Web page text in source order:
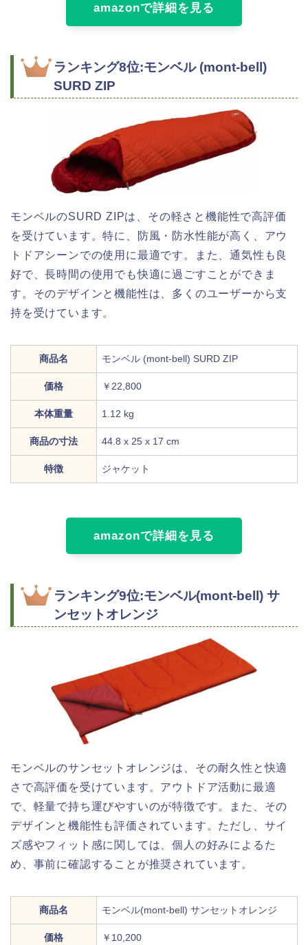
amazonで詳細を見る
ランキング8位:モンベル (mont-bell)
SURD ZIP
モンベルのSURD ZIPは、その軽さと機能性で高評価
を受けています。特に、防風・防水性能が高く、アウ
トドアシーンでの使用に最適です。また、通気性も良
好で、長時間の使用でも快適に過ごすことができま
す。そのデザインと機能性は、多くのユーザーから支
持を受けています。
商品名 モンベル (mont-bell) SURD ZIP
価格 ￥22,800
本体重量 1.12 kg
商品の寸法 44.8 x 25 x 17 cm
特徴 ジャケット
amazonで詳細を見る
ランキング9位:モンベル(mont-bell) サ
ンセットオレンジ
モンベルのサンセットオレンジは、その耐久性と快適
さで高評価を受けています。アウトドア活動に最適
で、軽量で持ち運びやすいのが特徴です。また、その
デザインと機能性も評価されています。ただし、サイ
ズ感やフィット感に関しては、個人の好みによるた
め、事前に確認することが推奨されています。
商品名 モンベル(mont-bell) サンセットオレンジ
価格 ￥10,200